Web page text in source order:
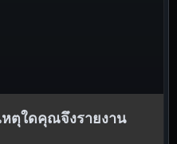
หตุใดคุณจึงรายงาน